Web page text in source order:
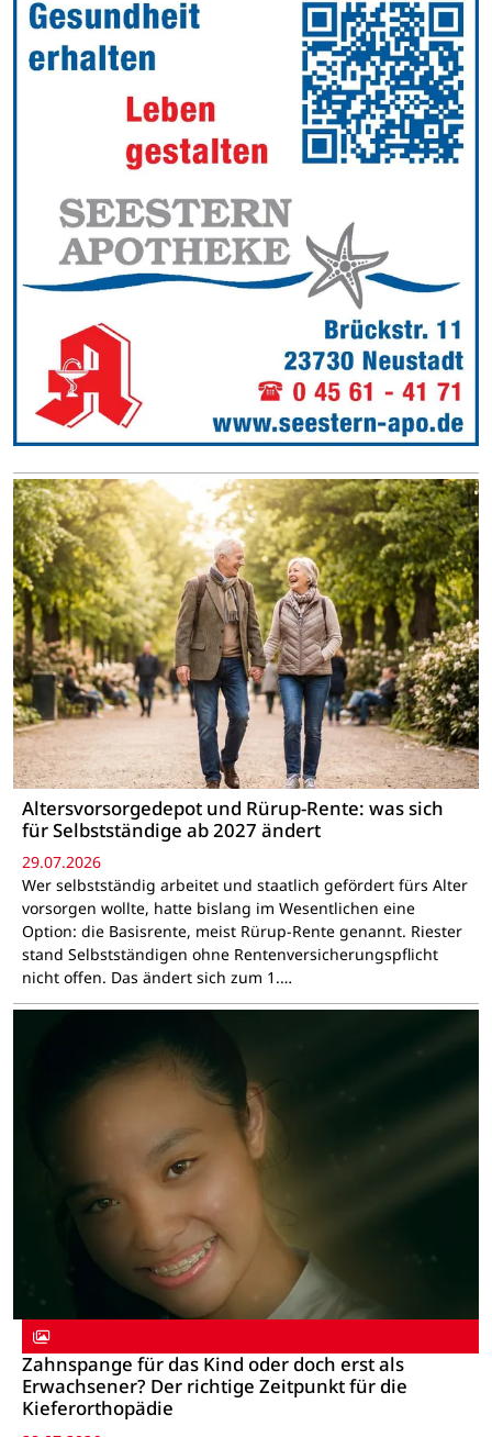
Altersvorsorgedepot und Rürup-Rente: was sich
für Selbstständige ab 2027 ändert
29.07.2026
Wer selbstständig arbeitet und staatlich gefördert fürs Alter
vorsorgen wollte, hatte bislang im Wesentlichen eine
Option: die Basisrente, meist Rürup-Rente genannt. Riester
stand Selbstständigen ohne Rentenversicherungspflicht
nicht offen. Das ändert sich zum 1.…
Zahnspange für das Kind oder doch erst als
Erwachsener? Der richtige Zeitpunkt für die
Kieferorthopädie